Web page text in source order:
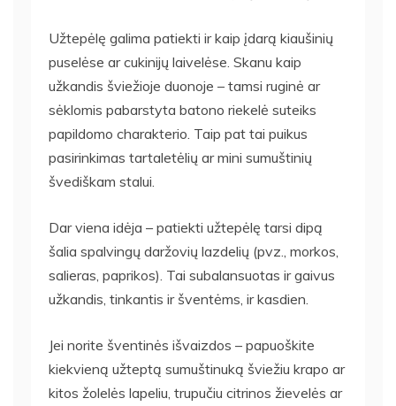
Užtepėlę galima patiekti ir kaip įdarą kiaušinių
puselėse ar cukinijų laivelėse. Skanu kaip
užkandis šviežioje duonoje – tamsi ruginė ar
sėklomis pabarstyta batono riekelė suteiks
papildomo charakterio. Taip pat tai puikus
pasirinkimas tartaletėlių ar mini sumuštinių
švediškam stalui.
Dar viena idėja – patiekti užtepėlę tarsi dipą
šalia spalvingų daržovių lazdelių (pvz., morkos,
salieras, paprikos). Tai subalansuotas ir gaivus
užkandis, tinkantis ir šventėms, ir kasdien.
Jei norite šventinės išvaizdos – papuoškite
kiekvieną užteptą sumuštinuką šviežiu krapo ar
kitos žolelės lapeliu, trupučiu citrinos žievelės ar